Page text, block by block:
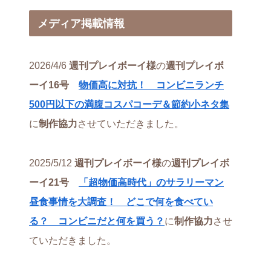
メディア掲載情報
2026/4/6 週刊プレイボーイ様の週刊プレイボ
ーイ16号 物価高に対抗！ コンビニランチ
500円以下の満腹コスパコーデ＆節約小ネタ集
に制作協力させていただきました。
2025/5/12 週刊プレイボーイ様の週刊プレイボ
ーイ21号
「超物価高時代」のサラリーマン
昼食事情を大調査！ どこで何を食べてい
る？ コンビニだと何を買う？ に制作協力させ
ていただきました。